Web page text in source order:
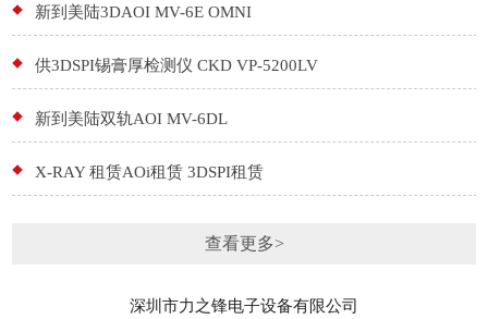
新到美陆3DAOI MV-6E OMNI
供3DSPI锡膏厚检测仪 CKD VP-5200LV
新到美陆双轨AOI MV-6DL
X-RAY 租赁AOi租赁 3DSPI租赁
查看更多>
深圳市力之锋电子设备有限公司